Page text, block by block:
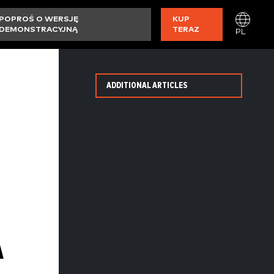
O WERSJĘ
KUP
TERAZ
PL
ADDITIONAL ARTICLES